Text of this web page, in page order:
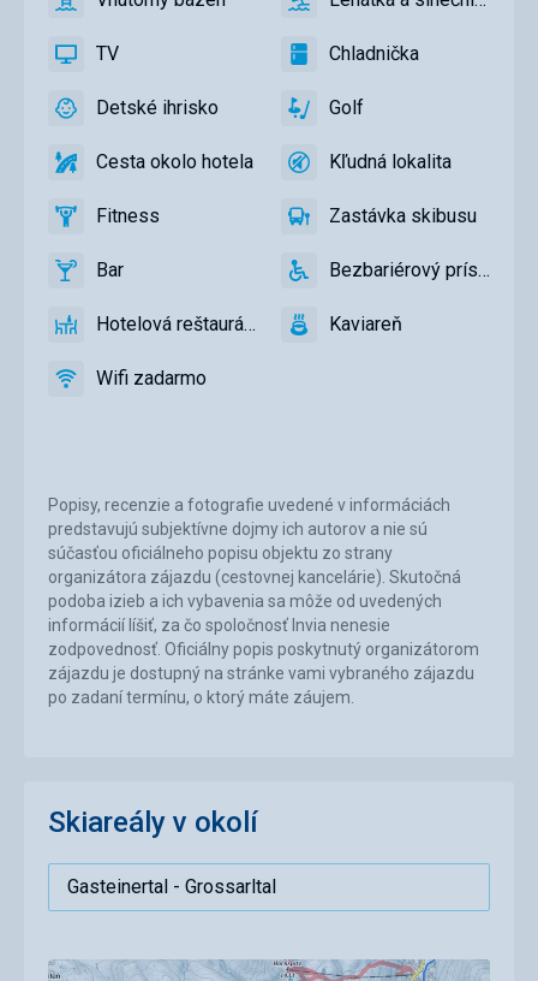
Popisy, recenzie a fotografie uvedené v informáciách
predstavujú subjektívne dojmy ich autorov a nie sú
súčasťou oficiálneho popisu objektu zo strany
organizátora zájazdu (cestovnej kancelárie). Skutočná
podoba izieb a ich vybavenia sa môže od uvedených
informácií líšiť, za čo spoločnosť Invia nenesie
zodpovednosť. Oficiálny popis poskytnutý organizátorom
zájazdu je dostupný na stránke vami vybraného zájazdu
po zadaní termínu, o ktorý máte záujem.
Vnútorný
áno
Lehátka
slnečníky
bazéne
áno
TV TV
áno Chladnička
Chladnička
áno
DetskéDetské ihrisko
áno Golf Golf
áno
Cesta
hotela
Cesta okolo hotela
áno
KľudnáKľudná lokalita
áno
FitnessFitness
áno
ZastávkaZastávka skibusu
áno
Bar Bar
áno
Bezbariérový
Bezbariérový prístup
áno
Hotelová
Hotelová reštaurácia
áno KaviareňKaviareň
áno
Wifi
Wifi zadarmo
áno
Skiareály v okolí
Area